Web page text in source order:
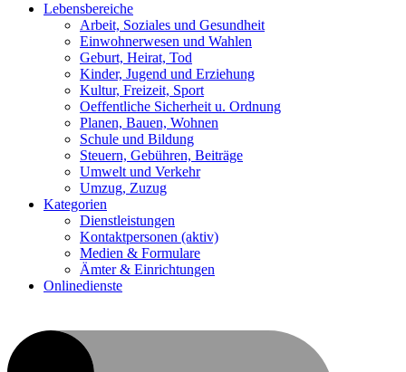
Lebensbereiche
Arbeit, Soziales und Gesundheit
Einwohnerwesen und Wahlen
Geburt, Heirat, Tod
Kinder, Jugend und Erziehung
Kultur, Freizeit, Sport
Oeffentliche Sicherheit u. Ordnung
Planen, Bauen, Wohnen
Schule und Bildung
Steuern, Gebühren, Beiträge
Umwelt und Verkehr
Umzug, Zuzug
Kategorien
Dienstleistungen
Kontaktpersonen (aktiv)
Medien & Formulare
Ämter & Einrichtungen
Onlinedienste